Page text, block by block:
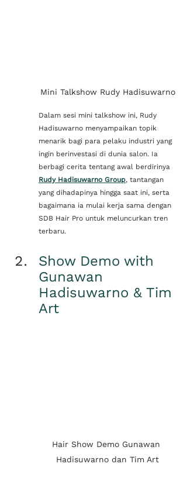
Mini Talkshow Rudy Hadisuwarno
Dalam sesi mini talkshow ini, Rudy
Hadisuwarno menyampaikan topik
menarik bagi para pelaku industri yang
ingin berinvestasi di dunia salon. Ia
berbagi cerita tentang awal berdirinya
Rudy Hadisuwarno Group, tantangan
yang dihadapinya hingga saat ini, serta
bagaimana ia mulai kerja sama dengan
SDB Hair Pro untuk meluncurkan tren
terbaru.
Show Demo with
Gunawan
Hadisuwarno & Tim
Art
Hair Show Demo Gunawan
Hadisuwarno dan Tim Art